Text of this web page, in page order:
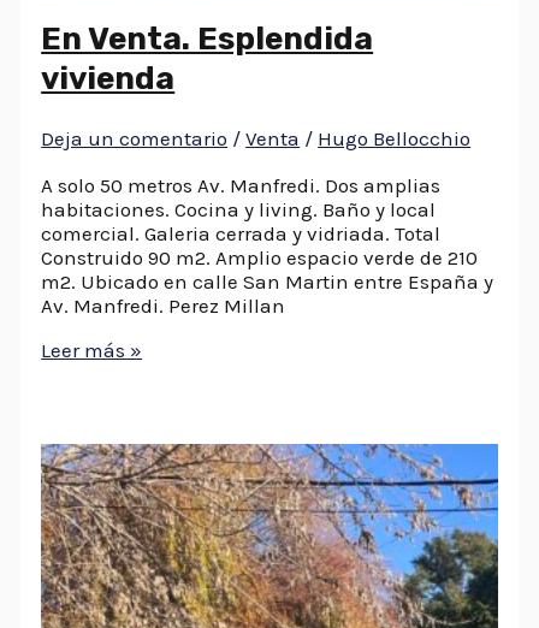
En Venta. Esplendida
vivienda
Deja un comentario /Venta / Hugo Bellocchio
A solo 50 metros Av. Manfredi. Dos amplias
habitaciones. Cocina y living. Baño y local
comercial. Galeria cerrada y vidriada. Total
Construido 90 m2. Amplio espacio verde de 210
m2. Ubicado en calle San Martin entre España y
Av. Manfredi. Perez Millan
Leer más »